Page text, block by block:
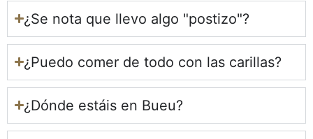
¿Se nota que llevo algo "postizo"?
¿Puedo comer de todo con las carillas?
¿Dónde estáis en Bueu?